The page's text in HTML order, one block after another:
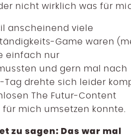
nicht wirklich was für
anscheinend viele
Game waren
einfach nur
und gern mal nach
Tag drehte sich leider
The Futur-Content
mich umsetzen konnte.
zu sagen: Das war mal